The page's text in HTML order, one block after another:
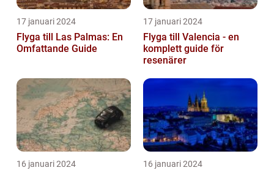
17 januari 2024
Flyga till Las Palmas: En
Omfattande Guide
17 januari 2024
Flyga till Valencia - en
komplett guide för
resenärer
16 januari 2024 16 januari 2024